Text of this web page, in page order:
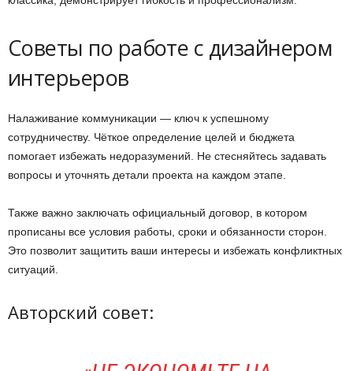
Советы по работе с дизайнером
интерьеров
Налаживание коммуникации — ключ к успешному
сотрудничеству. Чёткое определение целей и бюджета
помогает избежать недоразумений. Не стесняйтесь задавать
вопросы и уточнять детали проекта на каждом этапе.
Также важно заключать официальный договор, в котором
прописаны все условия работы, сроки и обязанности сторон.
Это позволит защитить ваши интересы и избежать конфликтных
ситуаций.
Авторский совет: